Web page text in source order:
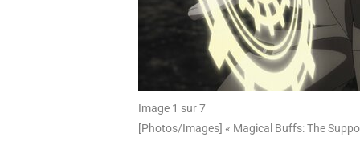
Image 1 sur 7
[Photos/Images] « Magical Buffs: The